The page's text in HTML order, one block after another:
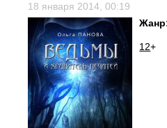
18 января 2014, 00:19
12+